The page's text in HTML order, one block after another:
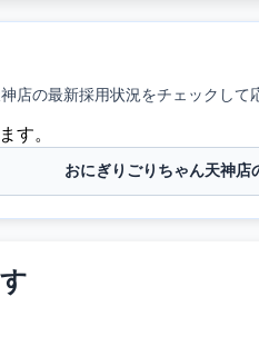
店の最新採用状況をチェックして
す。
おにぎりごりちゃん天神店